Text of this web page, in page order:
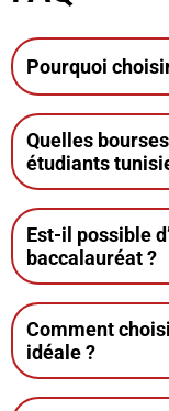
Pourquoi
Quelles
étudiants
Est-il possible
baccalauréat ?
Comment
idéale ?